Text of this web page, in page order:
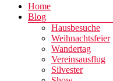
Menü
Home
Blog
Hausbesuche
Weihnachtsfeier
Wandertag
Vereinsausflug
Silvester